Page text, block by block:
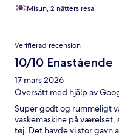
Misun, 2 nätters resa
Verifierad recension
10/10 Enastående
17 mars 2026
Översätt med hjälp av
Super godt og rummeligt
vaskemaskine på værelset,
tøj. Det havde vi stor gavn